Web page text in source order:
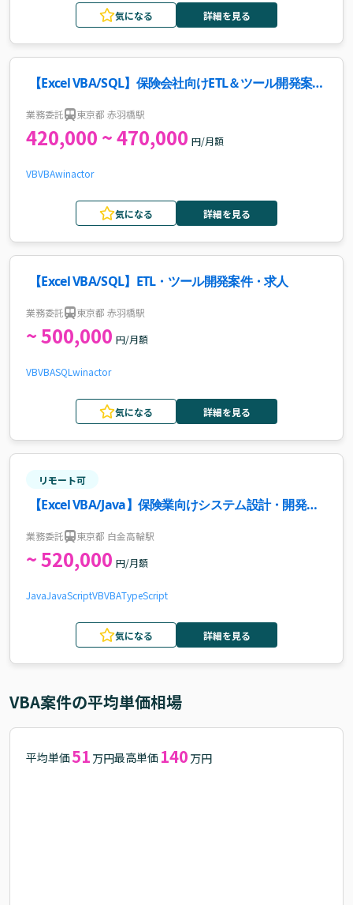
気になる 詳細を見る
【Excel VBA/SQL】保険会社向けETL＆ツール開発案
業務委託 東京都 赤羽橋駅
420,000 ~ 470,000 円/月額
VBVBAwinactor
気になる 詳細を見る
【Excel VBA/SQL】ETL・ツール開発案件・求人
業務委託 東京都 赤羽橋駅
~ 500,000 円/月額
VBVBASQL winactor
気になる 詳細を見る
リモート可
【Excel VBA/Java】保険業向けシステム設計・開発・
業務委託 東京都 白金高輪駅
~ 520,000 円/月額
JavaJavaScriptVBVBATypeScript
気になる 詳細を見る
VBA案件の平均単価相場
平均単価51 万円最高単価 140 万円